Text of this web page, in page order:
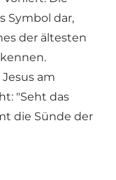
Symbol dar,
der ältesten
am
"Seht das
die Sünde der